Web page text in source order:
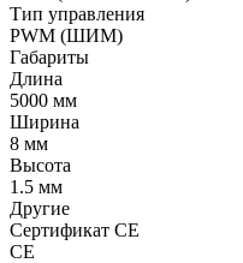
Тип управления
PWM (ШИМ)
Габариты
Длина
5000 мм
Ширина
8 мм
Высота
1.5 мм
Другие
Сертификат CE
CE